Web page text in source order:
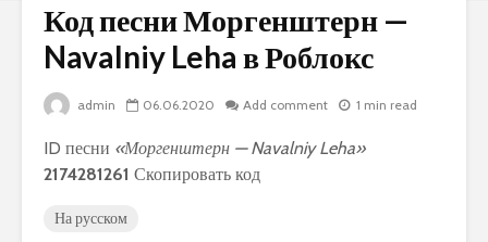
Код песни Моргенштерн —
Navalniy Leha в Роблокс
admin 06.06.2020 Add comment 1 min read
ID песни «Моргенштерн — Navalniy Leha»
2174281261 Скопировать код
На русском